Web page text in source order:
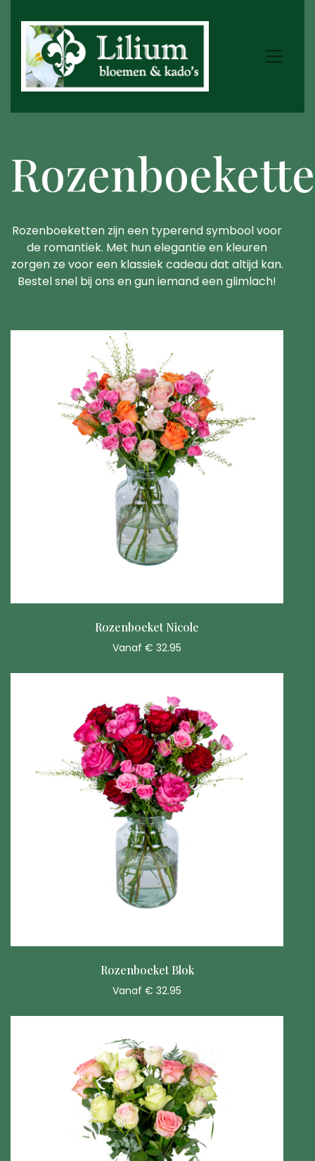
Rozenboeketten zijn een typerend symbool voor
de romantiek. Met hun elegantie en kleuren
zorgen ze voor een klassiek cadeau dat altijd kan.
Bestel snel bij ons en gun iemand een glimlach!
Rozenboeket Nicole
Vanaf € 32.95
Rozenboeket Blok
Vanaf € 32.95